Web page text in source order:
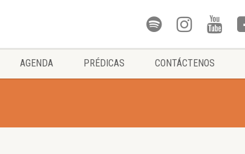
AGENDA PRÉDICAS CONTÁCTENOS